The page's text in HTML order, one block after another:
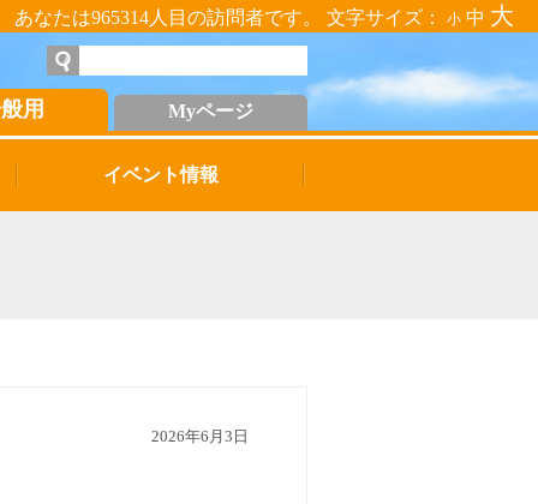
あなたは965314人目の訪問者です。 文字サイズ： 小 中 大
用 Myページ
イベント情報
2026年6月3日